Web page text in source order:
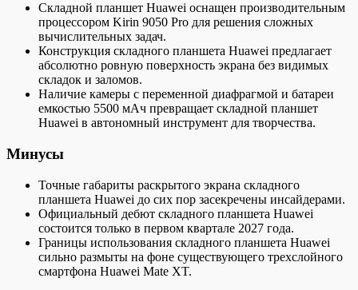
Складной планшет Huawei оснащен производительным
процессором Kirin 9050 Pro для решения сложных
вычислительных задач.
Конструкция складного планшета Huawei предлагает
абсолютно ровную поверхность экрана без видимых
складок и заломов.
Наличие камеры с переменной диафрагмой и батареи
емкостью 5500 мАч превращает складной планшет
Huawei в автономный инструмент для творчества.
Минусы
Точные габариты раскрытого экрана складного
планшета Huawei до сих пор засекречены инсайдерами.
Официальный дебют складного планшета Huawei
состоится только в первом квартале 2027 года.
Границы использования складного планшета Huawei
сильно размыты на фоне существующего трехслойного
смартфона Huawei Mate XT.